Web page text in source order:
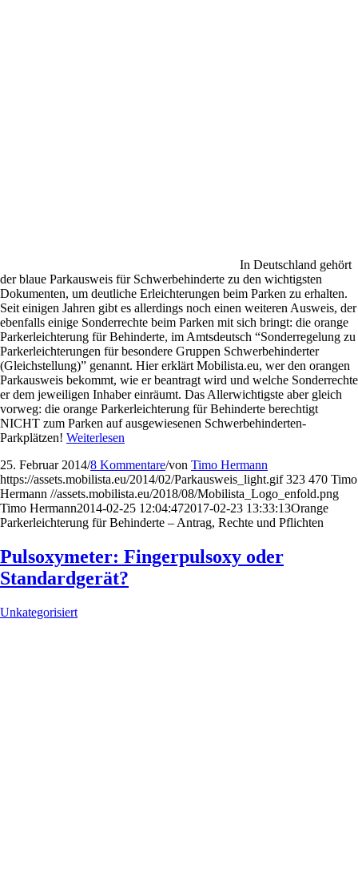
In Deutschland gehört
der blaue Parkausweis für Schwerbehinderte zu den wichtigsten
Dokumenten, um deutliche Erleichterungen beim Parken zu erhalten.
Seit einigen Jahren gibt es allerdings noch einen weiteren Ausweis, der
ebenfalls einige Sonderrechte beim Parken mit sich bringt: die orange
Parkerleichterung für Behinderte, im Amtsdeutsch “Sonderregelung zu
Parkerleichterungen für besondere Gruppen Schwerbehinderter
(Gleichstellung)” genannt. Hier erklärt Mobilista.eu, wer den orangen
Parkausweis bekommt, wie er beantragt wird und welche Sonderrechte
er dem jeweiligen Inhaber einräumt. Das Allerwichtigste aber gleich
vorweg: die orange Parkerleichterung für Behinderte berechtigt
NICHT zum Parken auf ausgewiesenen Schwerbehinderten-
Parkplätzen! Weiterlesen
25. Februar 2014/8 Kommentare/von Timo Hermann
https://assets.mobilista.eu/2014/02/Parkausweis_light.gif 323 470 Timo
Hermann //assets.mobilista.eu/2018/08/Mobilista_Logo_enfold.png
Timo Hermann2014-02-25 12:04:472017-02-23 13:33:13Orange
Parkerleichterung für Behinderte – Antrag, Rechte und Pflichten
Pulsoxymeter: Fingerpulsoxy oder
Standardgerät?
Unkategorisiert